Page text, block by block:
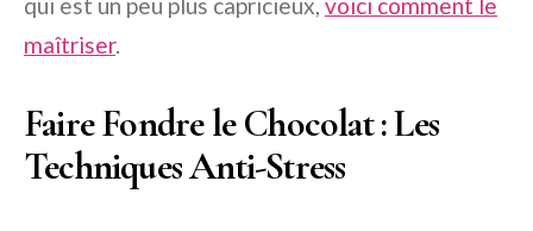
qui est un peu plus capricieux, voici comment le
maîtriser.
Faire Fondre le Chocolat : Les
Techniques Anti-Stress